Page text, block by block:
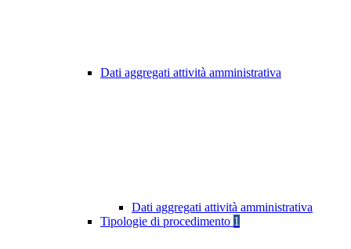
Dati aggregati attività amministrativa
Dati aggregati attività amministrativa
Tipologie di procedimento 1